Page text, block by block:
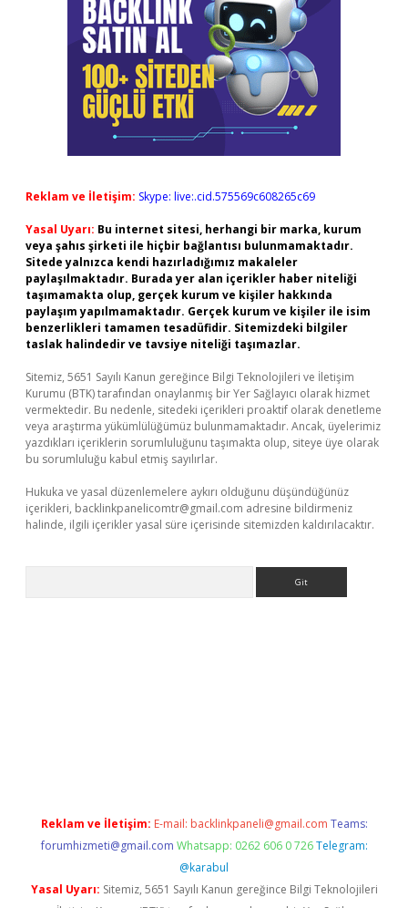
Reklam ve İletişim: Skype: live:.cid.575569c608265c69
Yasal Uyarı: Bu internet sitesi, herhangi bir marka, kurum
veya şahıs şirketi ile hiçbir bağlantısı bulunmamaktadır.
Sitede yalnızca kendi hazırladığımız makaleler
paylaşılmaktadır. Burada yer alan içerikler haber niteliği
taşımamakta olup, gerçek kurum ve kişiler hakkında
paylaşım yapılmamaktadır. Gerçek kurum ve kişiler ile isim
benzerlikleri tamamen tesadüfidir. Sitemizdeki bilgiler
taslak halindedir ve tavsiye niteliği taşımazlar.
Sitemiz, 5651 Sayılı Kanun gereğince Bilgi Teknolojileri ve İletişim
Kurumu (BTK) tarafından onaylanmış bir Yer Sağlayıcı olarak hizmet
vermektedir. Bu nedenle, sitedeki içerikleri proaktif olarak denetleme
veya araştırma yükümlülüğümüz bulunmamaktadır. Ancak, üyelerimiz
yazdıkları içeriklerin sorumluluğunu taşımakta olup, siteye üye olarak
bu sorumluluğu kabul etmiş sayılırlar.
Hukuka ve yasal düzenlemelere aykırı olduğunu düşündüğünüz
içerikleri, backlinkpanelicomtr@gmail.com adresine bildirmeniz
halinde, ilgili içerikler yasal süre içerisinde sitemizden kaldırılacaktır.
Reklam ve İletişim: E-mail: backlinkpaneli@gmail.com Teams:
forumhizmeti@gmail.com Whatsapp: 0262 606 0 726 Telegram:
@karabul
Yasal Uyarı: Sitemiz, 5651 Sayılı Kanun gereğince Bilgi Teknolojileri